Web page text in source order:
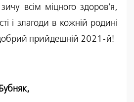
всім міцного здоров’я,
і злагоди в кожній родині
прийдешній 2021-й!